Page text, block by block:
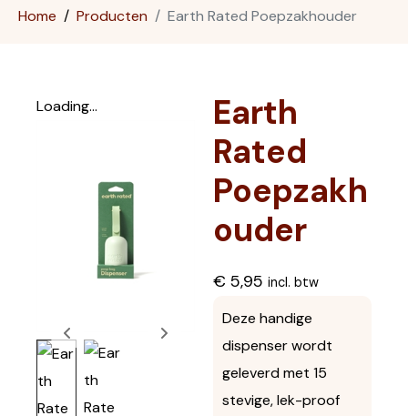
Home Producten Earth Rated Poepzakhouder
Loading...
Earth
Rated
Poepzakh
ouder
€ 5,95 incl. btw
Deze handige
dispenser wordt
geleverd met 15
stevige, lek-proof